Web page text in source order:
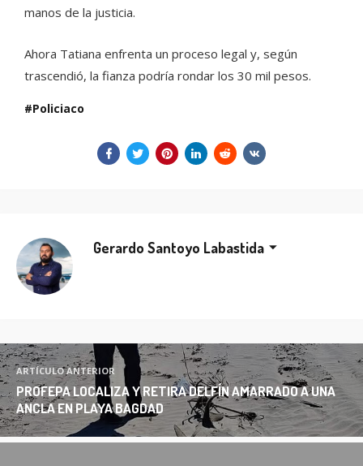
manos de la justicia.
Ahora Tatiana enfrenta un proceso legal y, según
trascendió, la fianza podría rondar los 30 mil pesos.
Policiaco
Gerardo Santoyo Labastida
ARTÍCULO ANTERIOR
PROFEPA LOCALIZA Y RETIRA DELFÍN AMARRADO A UNA
ANCLA EN PLAYA BAGDAD